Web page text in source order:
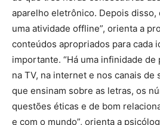
aparelho eletrônico. Depois disso,
uma atividade offline”, orienta a
conteúdos apropriados para cada
importante. “Há uma infinidade
na TV, na internet e nos canais de
que ensinam sobre as letras, os
questões éticas e de bom
e com o mundo”, orienta a